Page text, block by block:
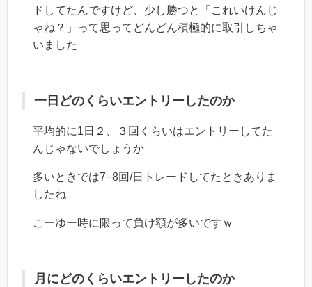
ドしてたんですけど、少し勝つと「これいけんじ
ゃね？」って思ってどんどん積極的に取引しちゃ
いました
一日どのくらいエントリーしたのか
平均的に1日２、３回くらいはエントリーしてた
んじゃないでしょうか
多いときでは7−8回/日トレードしてたときありま
したね
こーゆー時に限って負け額が多いですｗ
月にどのくらいエントリーしたのか